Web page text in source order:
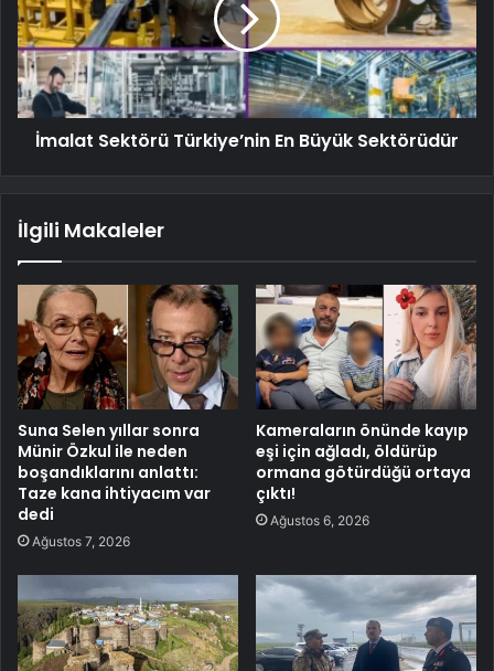
İmalat Sektörü Türkiye’nin En Büyük Sektörüdür
İlgili Makaleler
Suna Selen yıllar sonra
Münir Özkul ile neden
boşandıklarını anlattı:
Taze kana ihtiyacım var
dedi
Ağustos 7, 2026
Kameraların önünde kayıp
eşi için ağladı, öldürüp
ormana götürdüğü ortaya
çıktı!
Ağustos 6, 2026